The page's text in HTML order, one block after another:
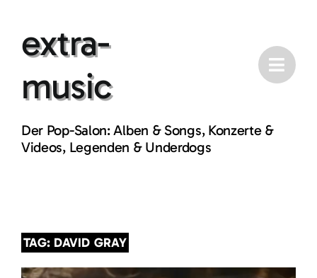
contentextra-
music
Der Pop-Salon: Alben & Songs, Konzerte &
Videos, Legenden & Underdogs
TAG: DAVID GRAY